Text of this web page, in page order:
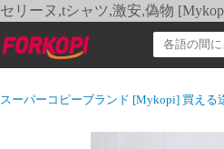
セリーヌ,tシャツ,激安,偽物
スーパーコピーブランド [Mykopi] 買える